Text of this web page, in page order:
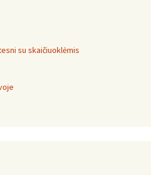
su skaičiuoklėmis